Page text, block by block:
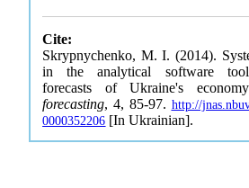
Cite:
Skrypnychenko, M. I. (2014).
in the analytical software tool
forecasts of Ukraine's
forecasting, 4, 85-97. http://
0000352206 [In Ukrainian].